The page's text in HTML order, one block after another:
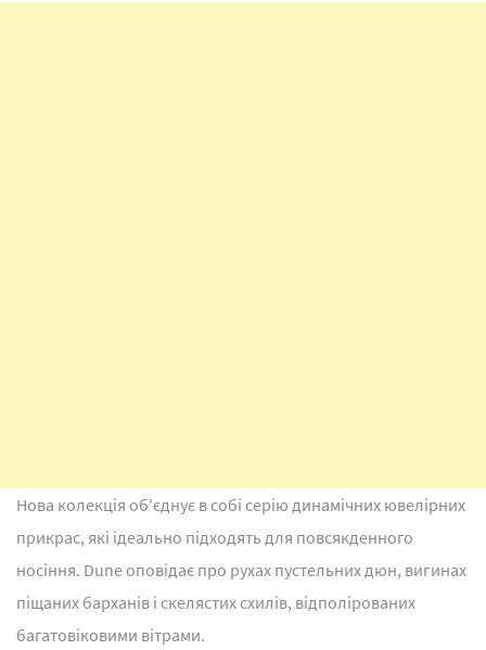
Нова колекція об'єднує в собі серію динамічних ювелірних
прикрас, які ідеально підходять для повсякденного
носіння. Dune оповідає про рухах пустельних дюн, вигинах
піщаних барханів і скелястих схилів, відполірованих
багатовіковими вітрами.